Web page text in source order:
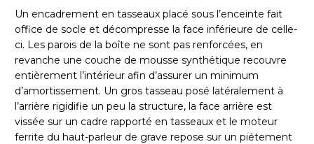
Un encadrement en tasseaux placé sous l’enceinte fait
office de socle et décompresse la face inférieure de celle-
ci. Les parois de la boîte ne sont pas renforcées, en
revanche une couche de mousse synthétique recouvre
entièrement l’intérieur afin d’assurer un minimum
d’amortissement. Un gros tasseau posé latéralement à
l’arrière rigidifie un peu la structure, la face arrière est
vissée sur un cadre rapporté en tasseaux et le moteur
ferrite du haut-parleur de grave repose sur un piétement